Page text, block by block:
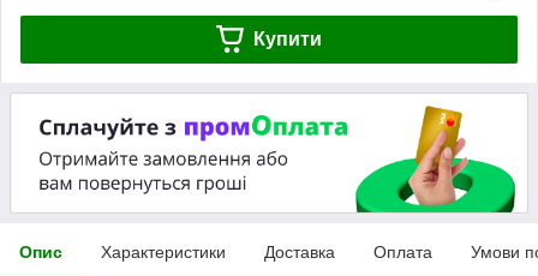
Купити
Опис Характеристики Доставка Оплата Умови